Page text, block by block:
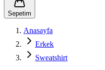
Sepetim
Anasayfa
Erkek
Sweatshirt